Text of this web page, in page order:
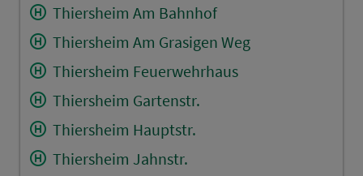
Thiersheim Am Bahnhof
Thiersheim Am Grasigen Weg
Thiersheim Feuerwehrhaus
Thiersheim Gartenstr.
Thiersheim Hauptstr.
Thiersheim Jahnstr.